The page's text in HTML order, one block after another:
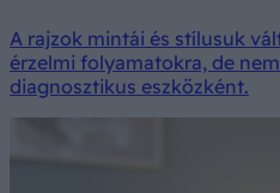
A rajzok mintái és stílusuk
érzelmi folyamatokra, de
diagnosztikus eszközként.